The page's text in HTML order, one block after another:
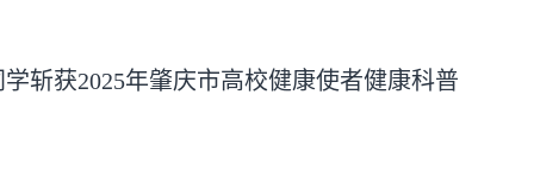
斩获2025年肇庆市高校健康使者健康科普